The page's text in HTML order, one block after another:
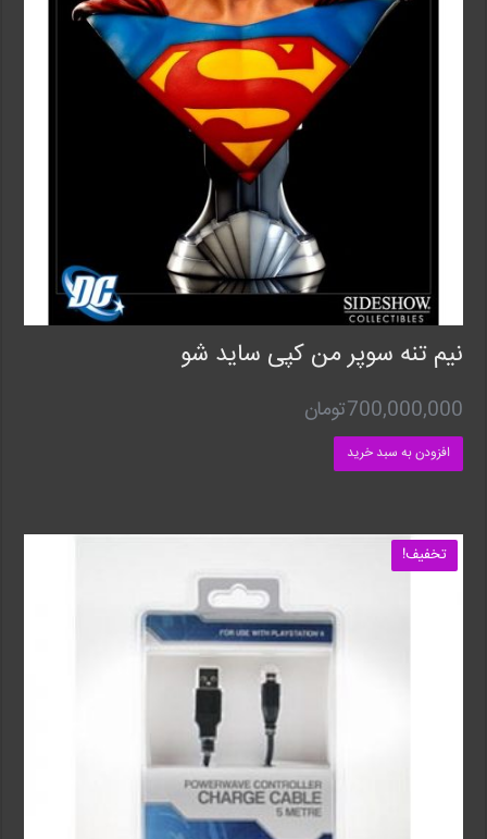
نیم تنه سوپر من کپی ساید شو
700,000,000تومان
افزودن به سبد خرید
تخفیف!